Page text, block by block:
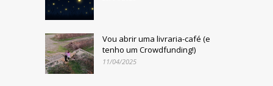
Vou abrir uma livraria-café (e
tenho um Crowdfunding!)
11/04/2025